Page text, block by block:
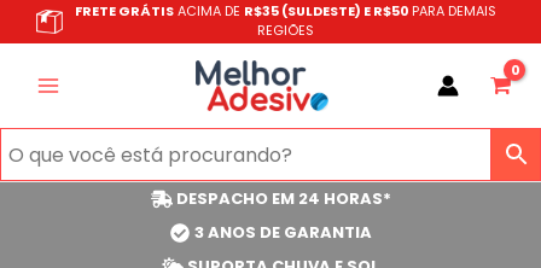
para
FRETE GRÁTISACIMA DE R$35 (SULDESTE) E R$50 PARA DEMAIS
REGIÕES
DESPACHO EM 24 HORAS*
3 ANOS DE GARANTIA